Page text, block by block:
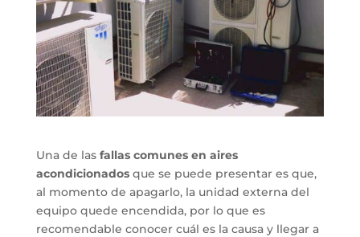
Una de las fallas comunes en aires
acondicionadosque se puede presentar es que,
al momento de apagarlo, la unidad externa del
equipo quede encendida, por lo que es
recomendable conocer cuál es la causa y llegar a